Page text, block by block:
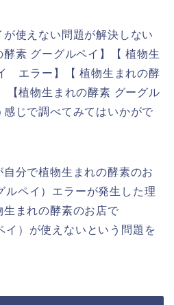
使えない問題が解決しない
素 グーグルペイ】【 植物生
エラー】【 植物生まれの酵
植物生まれの酵素 グーグル
じで調べてみてはいかがで
分で植物生まれの酵素のお
ルペイ）エラーが発生した理
まれの酵素のお店で
）が使えないという問題を